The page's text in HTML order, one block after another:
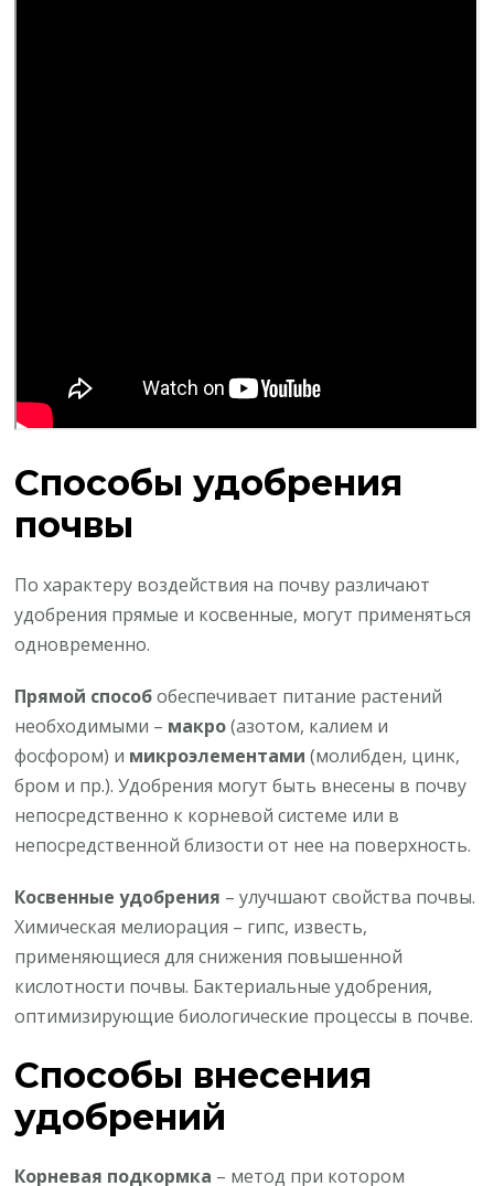
Способы удобрения
почвы
По характеру воздействия на почву различают
удобрения прямые и косвенные, могут применяться
одновременно.
Прямой способобеспечивает питание растений
необходимыми – макро(азотом, калием и
фосфором) и микроэлементами (молибден, цинк,
бром и пр.). Удобрения могут быть внесены в почву
непосредственно к корневой системе или в
непосредственной близости от нее на поверхность.
Косвенные удобрения – улучшают свойства почвы.
Химическая мелиорация – гипс, известь,
применяющиеся для снижения повышенной
кислотности почвы. Бактериальные удобрения,
оптимизирующие биологические процессы в почве.
Способы внесения
удобрений
Корневая подкормка – метод при котором